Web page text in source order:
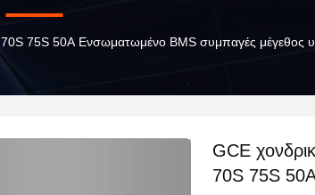
70S 75S 50A Ενσωματωμένο BMS συμπαγές
GCE
70S 75S